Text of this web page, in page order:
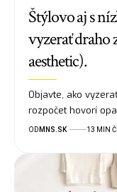
Štýlovo aj s
vyzerať draho
aesthetic).
Objavte, ako
rozpočet hovorí
OD MNS.SK 13 MIN